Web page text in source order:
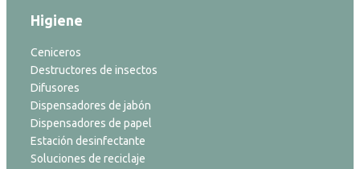
Higiene
Ceniceros
Destructores de insectos
Difusores
Dispensadores de jabón
Dispensadores de papel
Estación desinfectante
Soluciones de reciclaje